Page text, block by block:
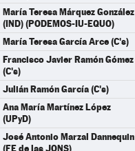
María Teresa Márquez González
(IND) (PODEMOS-IU-EQUO)
María Teresa García Arce (C's)
Francisco Javier Ramón Gómez
(C's)
Julián Ramón García (C's)
Ana María Martínez López
(UPyD)
José Antonio Marzal Dannequin
(FE de las JONS)